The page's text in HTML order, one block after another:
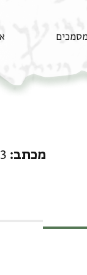
מסמכים
מכתב